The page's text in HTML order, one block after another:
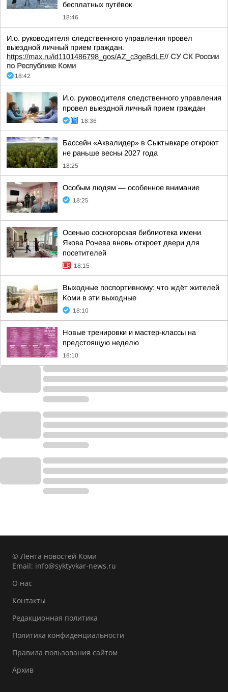
бесплатных путёвок
18:46
И.о. руководителя следственного управления провел
выездной личный прием граждан.
https://max.ru/id1101486798_gos/AZ_c3geBdLE// СУ СК России
по Республике Коми
18:42
И.о. руководителя следственного управления
провел выездной личный прием граждан
18:36
Бассейн «Аквалидер» в Сыктывкаре откроют
не раньше весны 2027 года
18:25
Особым людям — особенное внимание
18:25
Осенью сосногорская библиотека имени
Якова Рочева вновь откроет двери для
посетителей
18:15
Выходные поспортивному: что ждёт жителей
Коми в эти выходные
18:10
Новые тренировки и мастер-классы на
предстоящую неделю
18:10
© Лента новостей Коми
Email: info@syktyvkar-news.ru
О нас
Контакты
Редакционная политика
Политика конфиденциальности
Правила пользования сайтом
Архив